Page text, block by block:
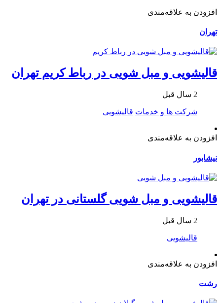
افزودن به علاقه‌مندی
تهران
قالیشویی و مبل شویی در رباط کریم تهران
2 سال قبل
شرکت ها و خدمات قالیشویی
افزودن به علاقه‌مندی
نیشابور
قالیشویی و مبل شویی گلستانی در تهران
2 سال قبل
قالیشویی
افزودن به علاقه‌مندی
رشت